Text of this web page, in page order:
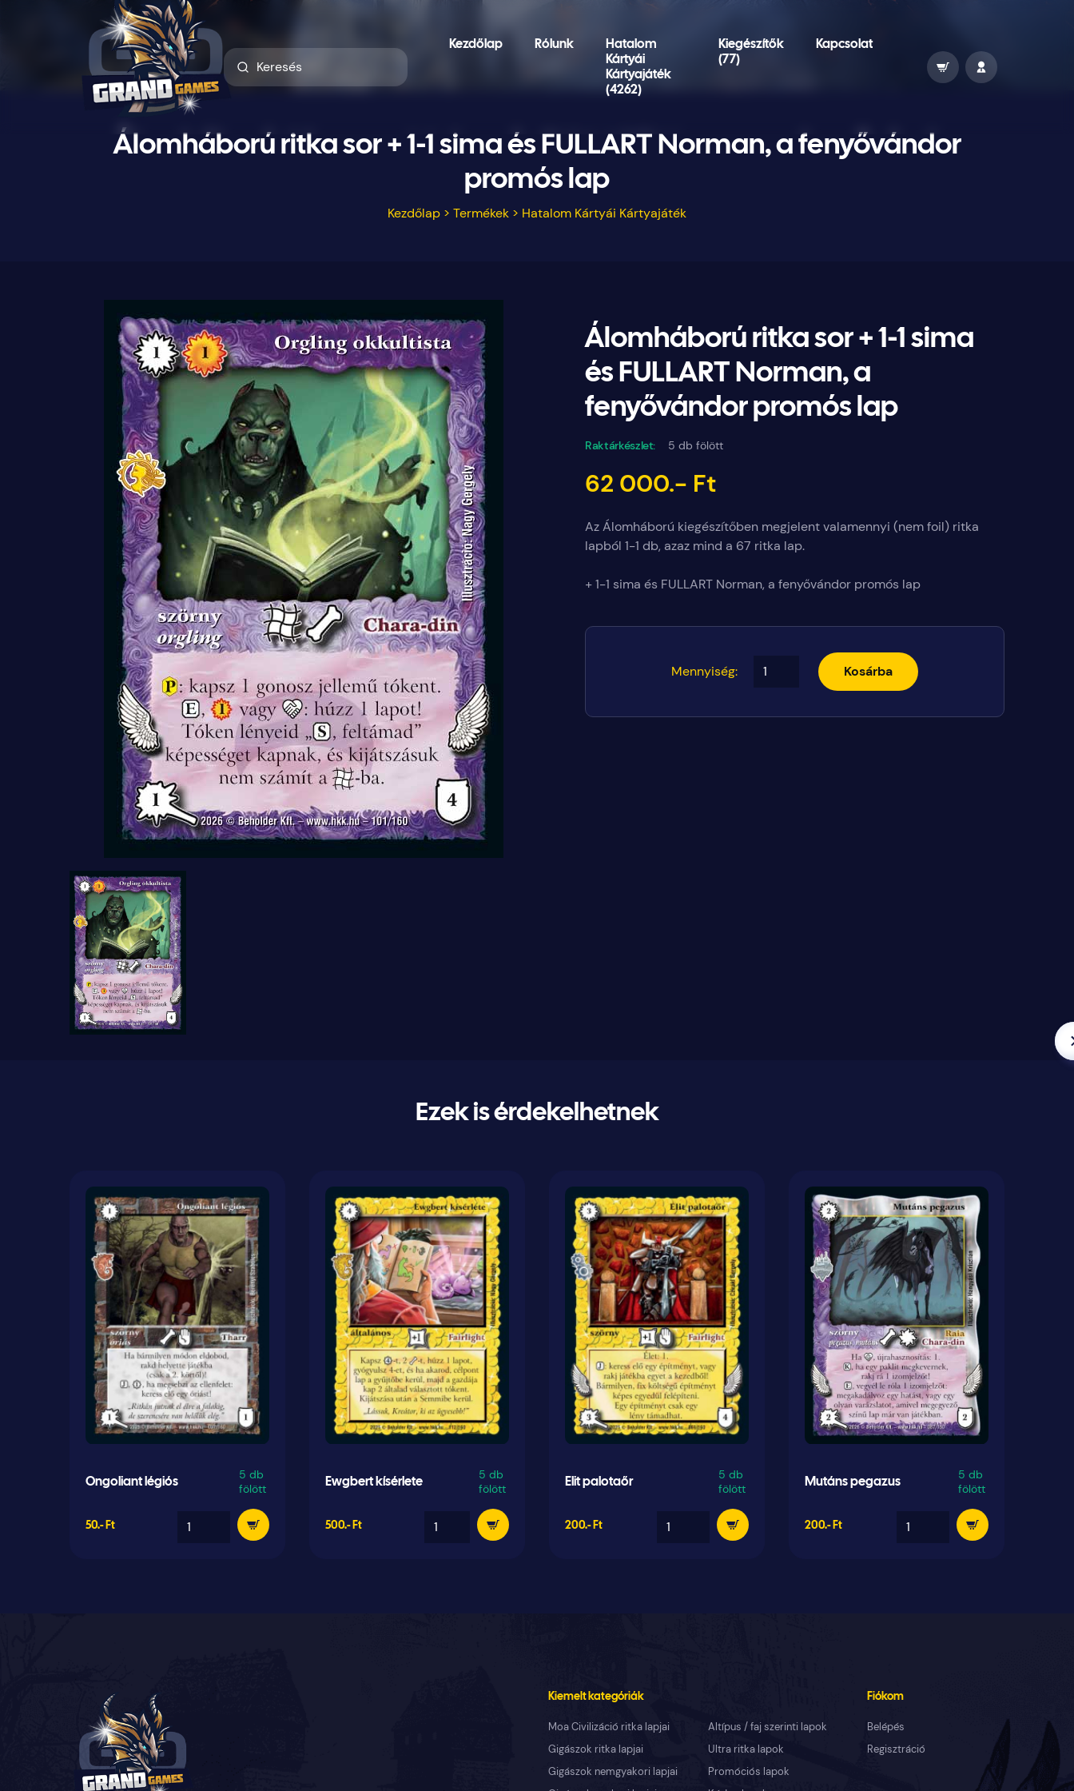
Kezdőlap Rólunk
Hatalom
Kártyái
Kártyajáték
(4262)
Kiegészítők
(77)
Kapcsolat
Álomháború ritka sor + 1-1 sima és FULLART Norman, a fenyővándor
promós lap
Kezdőlap > Termékek > Hatalom Kártyái Kártyajáték
Álomháború ritka sor + 1-1 sima
és FULLART Norman, a
fenyővándor promós lap
Raktárkészlet: 5 db fölött
62 000.- Ft
Az Álomháború kiegészítőben megjelent valamennyi (nem foil) ritka
lapból 1-1 db, azaz mind a 67 ritka lap.
+ 1-1 sima és FULLART Norman, a fenyővándor promós lap
Mennyiség: Kosárba
Ezek is érdekelhetnek
Ongoliant légiós
5 db
fölött
50.- Ft
Ewgbert kísérlete
5 db
fölött
500.- Ft
Elit palotaőr
5 db
fölött
200.- Ft
Mutáns pegazus
5 db
fölött
200.- Ft
Kiemelt kategóriák
Moa Civilizáció ritka lapjai
Gigászok ritka lapjai
Gigászok nemgyakori lapjai
Altípus / faj szerinti lapok
Ultra ritka lapok
Promóciós lapok
Fiókom
Belépés
Regisztráció